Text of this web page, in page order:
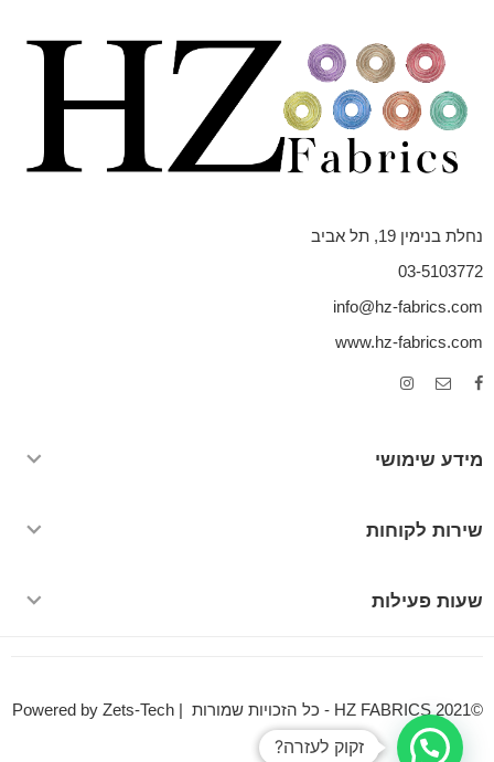
נחלת בנימין 19, תל אביב
03-5103772
info@hz-fabrics.com
www.hz-fabrics.com
מידע שימושי
שירות לקוחות
שעות פעילות
©HZ FABRICS 2021 - כל הזכויות שמורות | Powered by Zets-Tech
זקוק לעזרה?